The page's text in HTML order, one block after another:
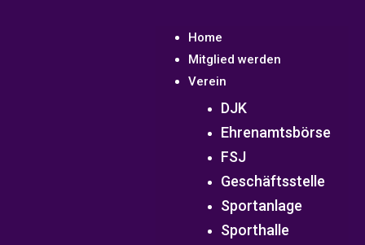
Home
Mitglied werden
Verein
DJK
Ehrenamtsbörse
FSJ
Geschäftsstelle
Sportanlage
Sporthalle